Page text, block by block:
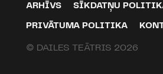
ARHĪVS SĪKDATŅU
PRIVĀTUMA POLITIKA
© DAILES TEĀTRIS 2026